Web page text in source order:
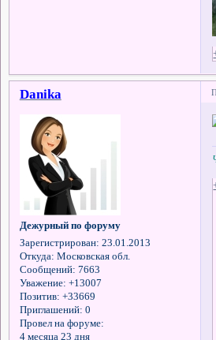
Danika
Дежурный по форуму
Зарегистрирован: 23.01.2013
Откуда: Московская обл.
Сообщений: 7663
Уважение: +13007
Позитив: +33669
Приглашений: 0
Провел на форуме:
4 месяца 23 дня